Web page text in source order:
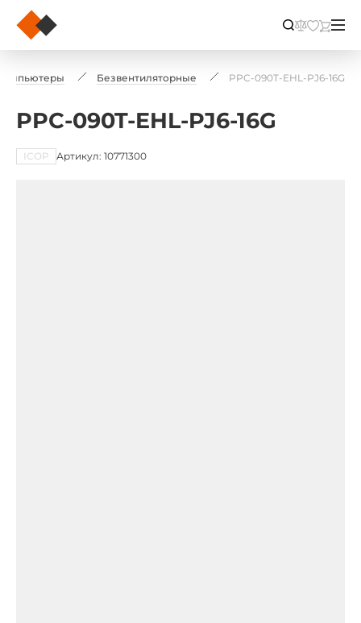
Безвентиляторные PPC-090T-EHL-PJ6-16G
PPC-090T-EHL-PJ6-16G
ICOP Артикул: 10771300